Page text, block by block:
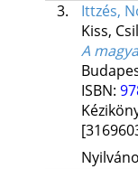
3.
Ittzés,
Kiss,
A
ISBN: